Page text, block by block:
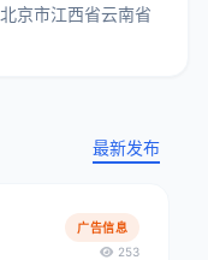
北京市江西省云南省
最新发布
广告信息
253